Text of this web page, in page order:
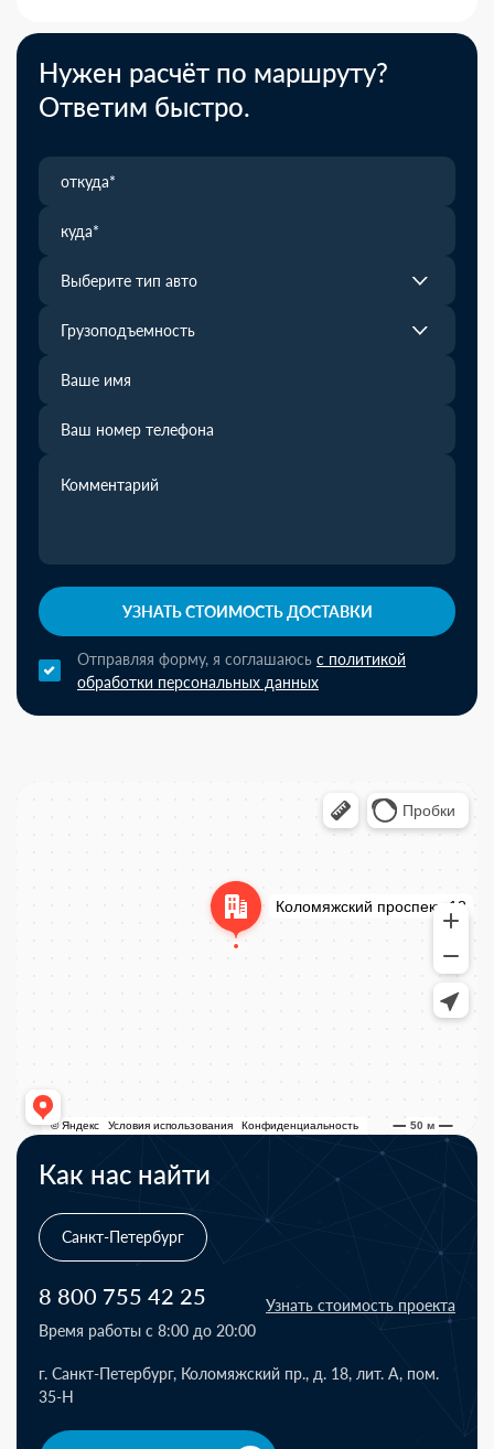
Нужен расчёт по маршруту?
Ответим быстро.
Выберите тип авто
Грузоподъемность
УЗНАТЬ СТОИМОСТЬ ДОСТАВКИ
Отправляя форму, я соглашаюсь с политикой
обработки персональных данных
Как нас найти
Санкт-Петербург
8 800 755 42 25
Время работы с 8:00 до 20:00
Узнать стоимость проекта
г. Санкт-Петербург, Коломяжский пр., д. 18, лит. А, пом.
35-Н